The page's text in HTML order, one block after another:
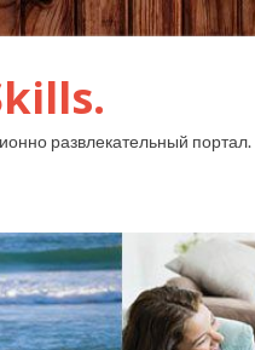
развлекательный портал.